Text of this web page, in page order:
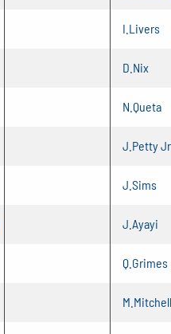
I.Livers
D.Nix
N.Queta
J.Petty Jr
J.Sims
J.Ayayi
Q.Grimes
M.Mitchell